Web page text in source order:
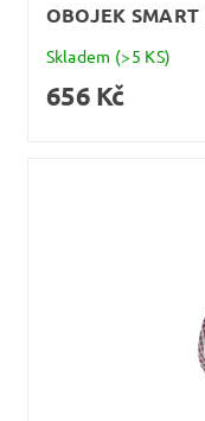
OBOJEK
Skladem (>5 KS)
656 Kč